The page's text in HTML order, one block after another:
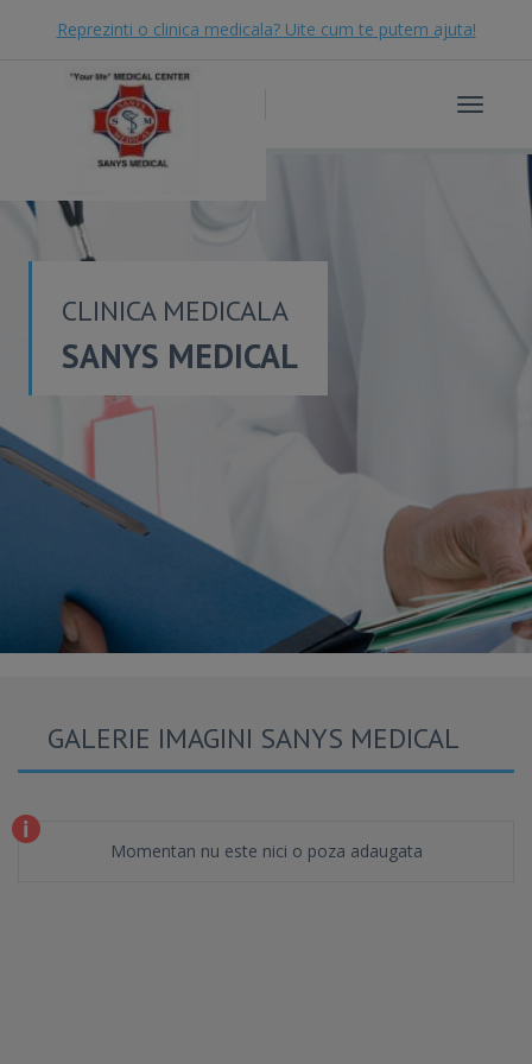
Reprezinti o clinica medicala? Uite cum te putem ajuta!
Toggle
CLINICA MEDICALA
SANYS MEDICAL
GALERIE IMAGINI SANYS MEDICAL
Momentan nu este nici o poza adaugata